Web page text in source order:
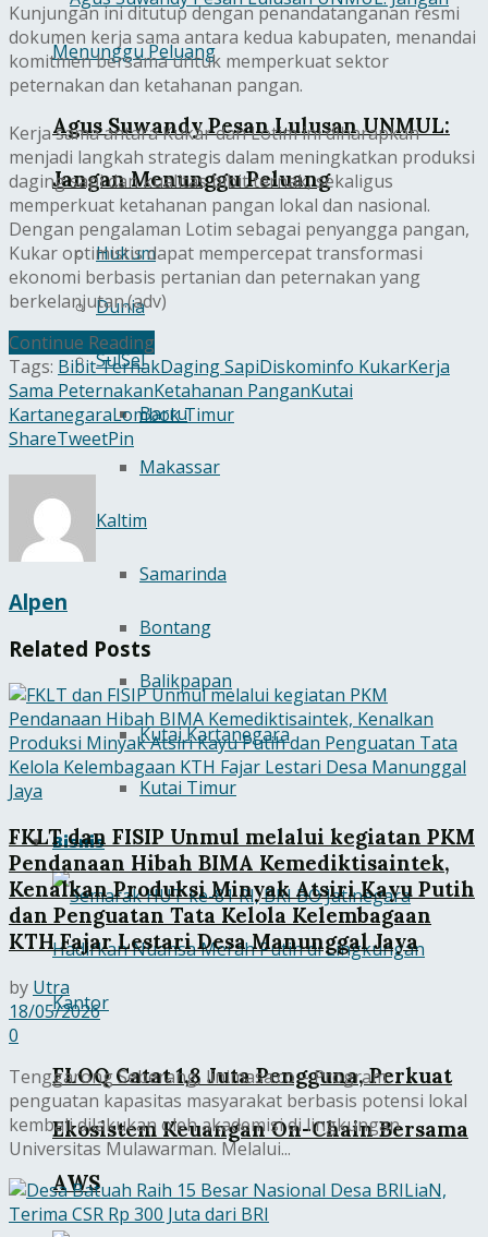
Agus Suwandy Pesan Lulusan UNMUL:
Jangan Menunggu Peluang
Hukum
Dunia
SulSel
Barru
Makassar
Kaltim
Samarinda
Bontang
Balikpapan
Kutai Kartanegara
Kutai Timur
Bisnis
FLOQ Catat 1,8 Juta Pengguna, Perkuat
Ekosistem Keuangan On-Chain Bersama
AWS
Kunjungan ini ditutup dengan penandatanganan resmi
dokumen kerja sama antara kedua kabupaten, menandai
komitmen bersama untuk memperkuat sektor
peternakan dan ketahanan pangan.
Kerja sama antara Kukar dan Lotim ini diharapkan
menjadi langkah strategis dalam meningkatkan produksi
daging sapi dan kualitas bibit ternak, sekaligus
memperkuat ketahanan pangan lokal dan nasional.
Dengan pengalaman Lotim sebagai penyangga pangan,
Kukar optimistis dapat mempercepat transformasi
ekonomi berbasis pertanian dan peternakan yang
berkelanjutan.(adv)
Continue Reading
Tags: Bibit TernakDaging SapiDiskominfo KukarKerja
Sama PeternakanKetahanan PanganKutai
KartanegaraLombok Timur
ShareTweetPin
Alpen
Related Posts
FKLT dan FISIP Unmul melalui kegiatan PKM
Pendanaan Hibah BIMA Kemediktisaintek,
Kenalkan Produksi Minyak Atsiri Kayu Putih
dan Penguatan Tata Kelola Kelembagaan
KTH Fajar Lestari Desa Manunggal Jaya
by Utra
18/05/2026
0
Tenggarong Seberang, linimasa.co – Program
penguatan kapasitas masyarakat berbasis potensi lokal
kembali dilakukan oleh akademisi di lingkungan
Universitas Mulawarman. Melalui...